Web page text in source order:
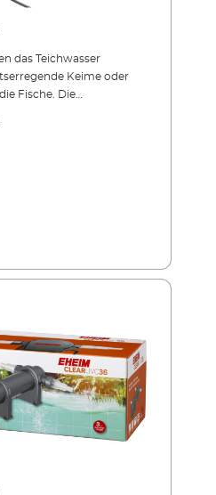
das Teich­­wasser
Keime oder
Fische. Die
Abhilfe: Die spezielle
gezielt, was den
UVC-Lampe mit
8.000 Std.) Niedriger
und UV-
Sets NEU: Mit 3
25 = 1", Ø 32 = 1 1/4", Ø
Netzkabel